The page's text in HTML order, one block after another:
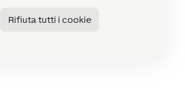
Rifiuta tutti i cookie
Air: